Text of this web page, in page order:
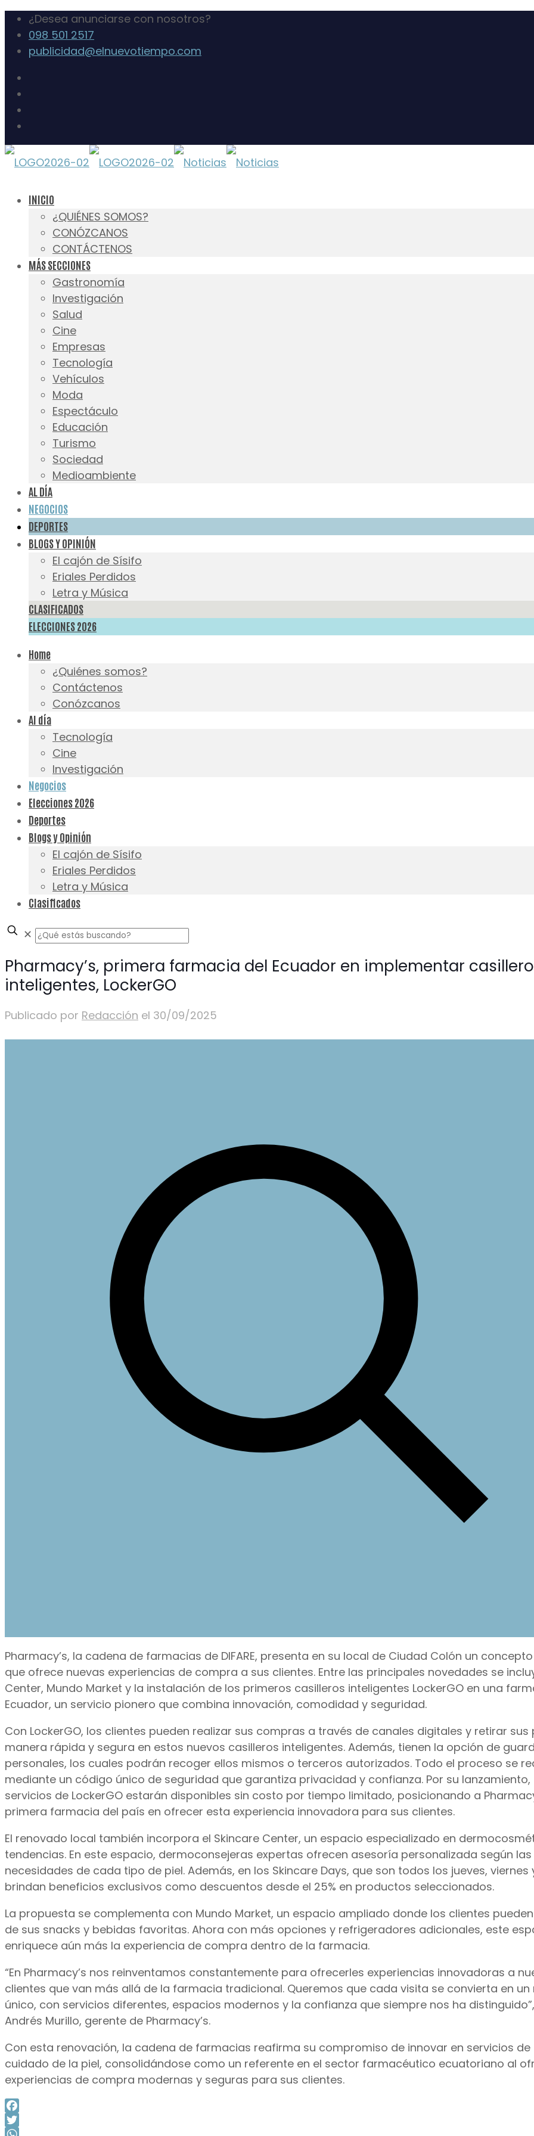
¿Desea anunciarse con nosotros?
098 501 2517
publicidad@elnuevotiempo.com
INICIO
¿QUIÉNES SOMOS?
CONÓZCANOS
CONTÁCTENOS
MÁS SECCIONES
Gastronomía
Investigación
Salud
Cine
Empresas
Tecnología
Vehículos
Moda
Espectáculo
Educación
Turismo
Sociedad
Medioambiente
AL DÍA
NEGOCIOS
DEPORTES
BLOGS Y OPINIÓN
El cajón de Sísifo
Eriales Perdidos
Letra y Música
CLASIFICADOS
ELECCIONES 2026
Home
¿Quiénes somos?
Contáctenos
Conózcanos
Al día
Tecnología
Cine
Investigación
Negocios
Elecciones 2026
Deportes
Blogs y Opinión
El cajón de Sísifo
Eriales Perdidos
Letra y Música
Clasificados
✕
Pharmacy’s, primera farmacia del Ecuador en implementar
inteligentes, LockerGO
Publicado por Redacción el 30/09/2025
Pharmacy’s, la cadena de farmacias de DIFARE, presenta en su local de Ciudad Colón un
que ofrece nuevas experiencias de compra a sus clientes. Entre las principales novedades se
Center, Mundo Market y la instalación de los primeros casilleros inteligentes LockerGO en una
Ecuador, un servicio pionero que combina innovación, comodidad y seguridad.
Con LockerGO, los clientes pueden realizar sus compras a través de canales digitales y retirar sus
manera rápida y segura en estos nuevos casilleros inteligentes. Además, tienen la opción de
personales, los cuales podrán recoger ellos mismos o terceros autorizados. Todo el proceso se
mediante un código único de seguridad que garantiza privacidad y confianza. Por su lanzamiento,
servicios de LockerGO estarán disponibles sin costo por tiempo limitado, posicionando a
primera farmacia del país en ofrecer esta experiencia innovadora para sus clientes.
El renovado local también incorpora el Skincare Center, un espacio especializado en
tendencias. En este espacio, dermoconsejeras expertas ofrecen asesoría personalizada según las
necesidades de cada tipo de piel. Además, en los Skincare Days, que son todos los jueves, viernes
brindan beneficios exclusivos como descuentos desde el 25% en productos seleccionados.
La propuesta se complementa con Mundo Market, un espacio ampliado donde los clientes
de sus snacks y bebidas favoritas. Ahora con más opciones y refrigeradores adicionales, este
enriquece aún más la experiencia de compra dentro de la farmacia.
“En Pharmacy’s nos reinventamos constantemente para ofrecerles experiencias innovadoras a
clientes que van más allá de la farmacia tradicional. Queremos que cada visita se convierta en
único, con servicios diferentes, espacios modernos y la confianza que siempre nos ha
Andrés Murillo, gerente de Pharmacy’s.
Con esta renovación, la cadena de farmacias reafirma su compromiso de innovar en servicios de
cuidado de la piel, consolidándose como un referente en el sector farmacéutico ecuatoriano al
experiencias de compra modernas y seguras para sus clientes.
Facebook